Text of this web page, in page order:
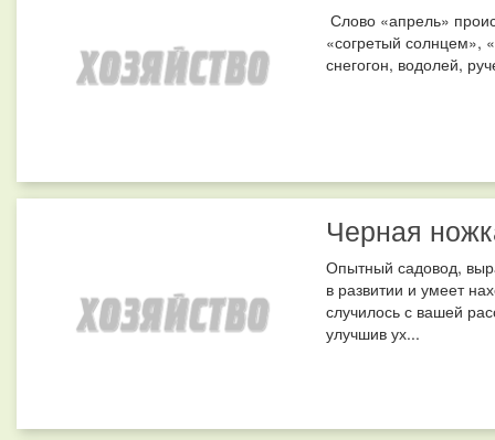
Слово «апрель»
«согретый солнцем»,
снегогон, водолей,
Черная
Опытный садовод,
в развитии и умеет
случилось с вашей
улучшив ух...